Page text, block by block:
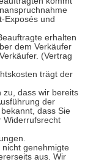
Exposés und
erhalten
dem Verkäufer
(Vertrag
trägt der
zu, dass wir bereits
der
dass Sie
Widerrufsrecht
genehmigte
aus. Wir